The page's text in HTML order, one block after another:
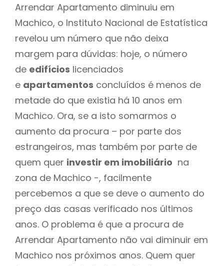
Arrendar Apartamento diminuiu em
Machico, o Instituto Nacional de Estatística
revelou um número que não deixa
margem para dúvidas: hoje, o número
de edifícios licenciados
e apartamentos concluídos é menos de
metade do que existia há 10 anos em
Machico. Ora, se a isto somarmos o
aumento da procura – por parte dos
estrangeiros, mas também por parte de
quem quer investir em imobiliário na
zona de Machico -, facilmente
percebemos a que se deve o aumento do
preço das casas verificado nos últimos
anos. O problema é que a procura de
Arrendar Apartamento não vai diminuir em
Machico nos próximos anos. Quem quer